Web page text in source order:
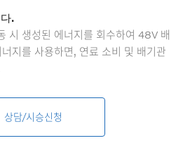
.
시 생성된 에너지를 회수하여 48V 배
지를 사용하면, 연료 소비 및 배기관
상담/시승신청